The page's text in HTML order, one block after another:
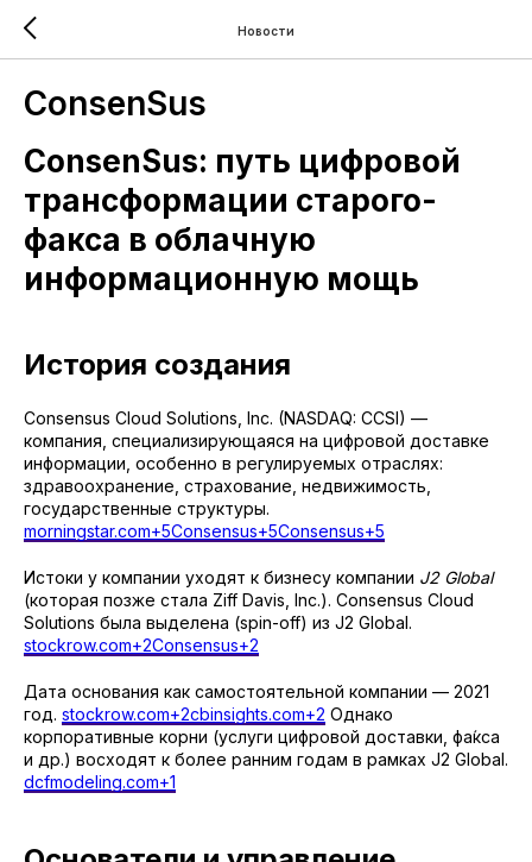
Новости
ConsenSus
ConsenSus: путь цифровой
трансформации старого-
факса в облачную
информационную мощь
История создания
Consensus Cloud Solutions, Inc. (NASDAQ: CCSI) —
компания, специализирующаяся на цифровой доставке
информации, особенно в регулируемых отраслях:
здравоохранение, страхование, недвижимость,
государственные структуры.
morningstar.com+5Consensus+5Consensus+5
Истоки у компании уходят к бизнесу компании J2 Global
(которая позже стала Ziff Davis, Inc.). Consensus Cloud
Solutions была выделена (spin-off) из J2 Global.
stockrow.com+2Consensus+2
Дата основания как самостоятельной компании — 2021
год. stockrow.com+2cbinsights.com+2 Однако
корпоративные корни (услуги цифровой доставки, фа́кса
и др.) восходят к более ранним годам в рамках J2 Global.
dcfmodeling.com+1